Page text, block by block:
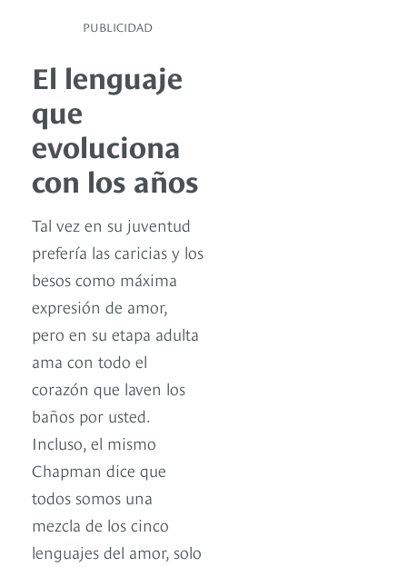
PUBLICIDAD
El lenguaje
que
evoluciona
con los años
Tal vez en su juventud
prefería las caricias y los
besos como máxima
expresión de amor,
pero en su etapa adulta
ama con todo el
corazón que laven los
baños por usted.
Incluso, el mismo
Chapman dice que
todos somos una
mezcla de los cinco
lenguajes del amor, solo